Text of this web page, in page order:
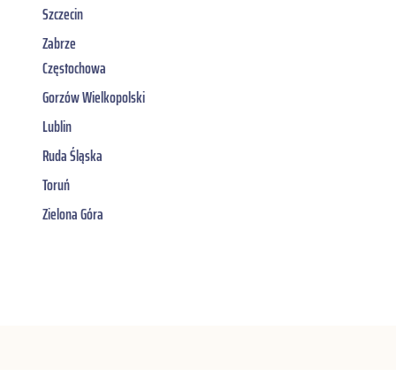
Szczecin
Zabrze
Częstochowa
Gorzów Wielkopolski
Lublin
Ruda Śląska
Toruń
Zielona Góra